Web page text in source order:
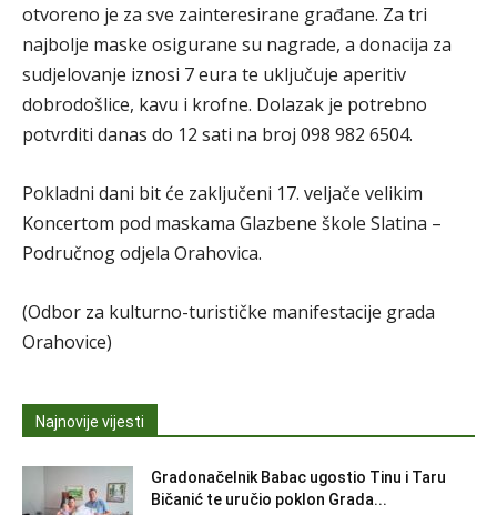
otvoreno je za sve zainteresirane građane. Za tri
najbolje maske osigurane su nagrade, a donacija za
sudjelovanje iznosi 7 eura te uključuje aperitiv
dobrodošlice, kavu i krofne. Dolazak je potrebno
potvrditi danas do 12 sati na broj 098 982 6504.
Pokladni dani bit će zaključeni 17. veljače velikim
Koncertom pod maskama Glazbene škole Slatina –
Područnog odjela Orahovica.
(Odbor za kulturno-turističke manifestacije grada
Orahovice)
Najnovije vijesti
Gradonačelnik Babac ugostio Tinu i Taru
Bičanić te uručio poklon Grada...